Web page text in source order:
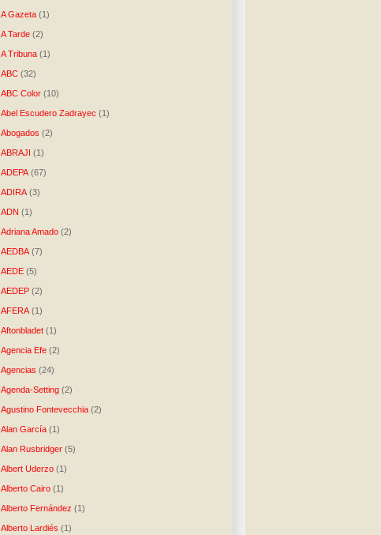
A Gazeta (1)
A Tarde (2)
A Tribuna (1)
ABC (32)
ABC Color (10)
Abel Escudero Zadrayec (1)
Abogados (2)
ABRAJI (1)
ADEPA (67)
ADIRA (3)
ADN (1)
Adriana Amado (2)
AEDBA (7)
AEDE (5)
AEDEP (2)
AFERA (1)
Aftonbladet (1)
Agencia Efe (2)
Agencias (24)
Agenda-Setting (2)
Agustino Fontevecchia (2)
Alan García (1)
Alan Rusbridger (5)
Albert Uderzo (1)
Alberto Cairo (1)
Alberto Fernández (1)
Alberto Lardiés (1)